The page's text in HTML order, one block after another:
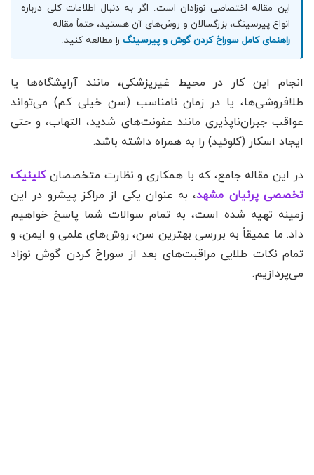
این مقاله اختصاصی نوزادان است. اگر به دنبال اطلاعات کلی درباره
انواع پیرسینگ، بزرگسالان و روش‌های آن هستید، حتماً مقاله
راهنمای کامل سوراخ کردن گوش و پیرسینگ را مطالعه کنید.
انجام این کار در محیط غیرپزشکی، مانند آرایشگاه‌ها یا
طلافروشی‌ها، یا در زمان نامناسب (سن خیلی کم) می‌تواند
عواقب جبران‌ناپذیری مانند عفونت‌های شدید، التهاب، و حتی
ایجاد اسکار (کلوئید) را به همراه داشته باشد.
در این مقاله جامع، که با همکاری و نظارت متخصصانکلینیک
تخصصی پرنیان مشهد، به عنوان یکی از مراکز پیشرو در این
زمینه تهیه شده است، به تمام سوالات شما پاسخ خواهیم
داد. ما عمیقاً به بررسی بهترین سن، روش‌های علمی و ایمن، و
تمام نکات طلایی مراقبت‌های بعد از سوراخ کردن گوش نوزاد
می‌پردازیم.